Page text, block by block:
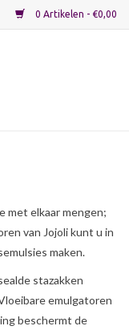
0 Artikelen - €0,00
met elkaar mengen;
van Jojoli kunt u in
maken.
stazakken
emulgatoren
beschermt de